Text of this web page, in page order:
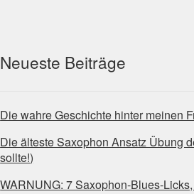
Neueste Beiträge
Die wahre Geschichte hinter meinen
Die älteste Saxophon Ansatz Übung
sollte!)
WARNUNG: 7 Saxophon-Blues-